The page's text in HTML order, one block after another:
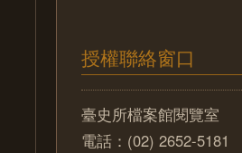
授權聯絡窗口
臺史所檔案館閱覽室
電話：(02) 2652-5181